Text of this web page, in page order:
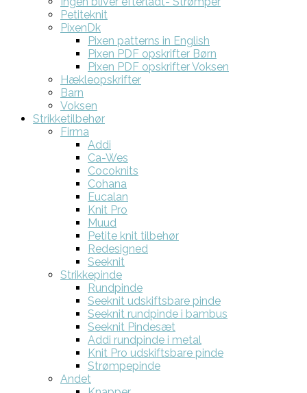
Petiteknit
PixenDk
Pixen patterns in English
Pixen PDF opskrifter Børn
Pixen PDF opskrifter Voksen
Hækleopskrifter
Barn
Voksen
Strikketilbehør
Firma
Addi
Ca-Wes
Cocoknits
Cohana
Eucalan
Knit Pro
Muud
Petite knit tilbehør
Redesigned
Seeknit
Strikkepinde
Rundpinde
Seeknit udskiftsbare pinde
Seeknit rundpinde i bambus
Seeknit Pindesæt
Addi rundpinde i metal
Knit Pro udskiftsbare pinde
Strømpepinde
Andet